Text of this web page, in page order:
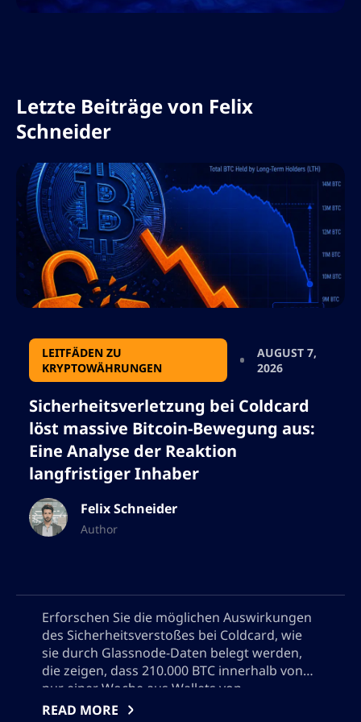
Leidenschaft für Finanzbildung und
Letzte Beiträge von Felix
Schneider
LEITFÄDEN ZU
KRYPTOWÄHRUNGEN
AUGUST 7,
2026
Sicherheitsverletzung bei Coldcard
löst massive Bitcoin-Bewegung aus:
Eine Analyse der Reaktion
langfristiger Inhaber
Felix Schneider
Author
Erforschen Sie die möglichen Auswirkungen
des Sicherheitsverstoßes bei Coldcard, wie
sie durch Glassnode-Daten belegt werden,
die zeigen, dass 210.000 BTC innerhalb von
nur einer Woche aus Wallets von
Langzeithaltern bewegt wurden. Lernen Sie
READ MORE